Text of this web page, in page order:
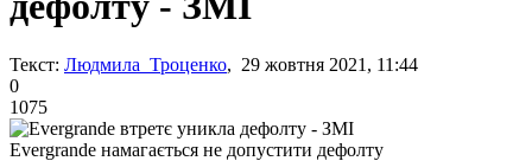
Текст: Людмила Троценко, 29 жовтня 2021, 11:44
0
1075
Evergrande намагається не допустити дефолту